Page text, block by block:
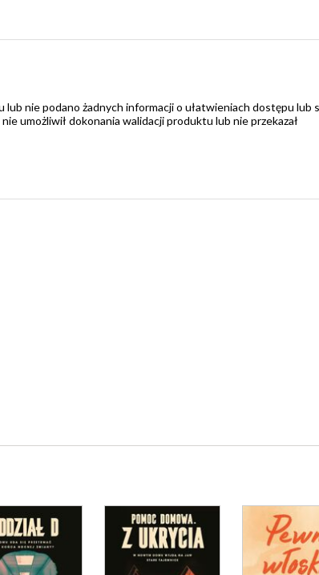
nie podano żadnych informacji o ułatwieniach dostępu lub
umożliwił dokonania walidacji produktu lub nie przekazał